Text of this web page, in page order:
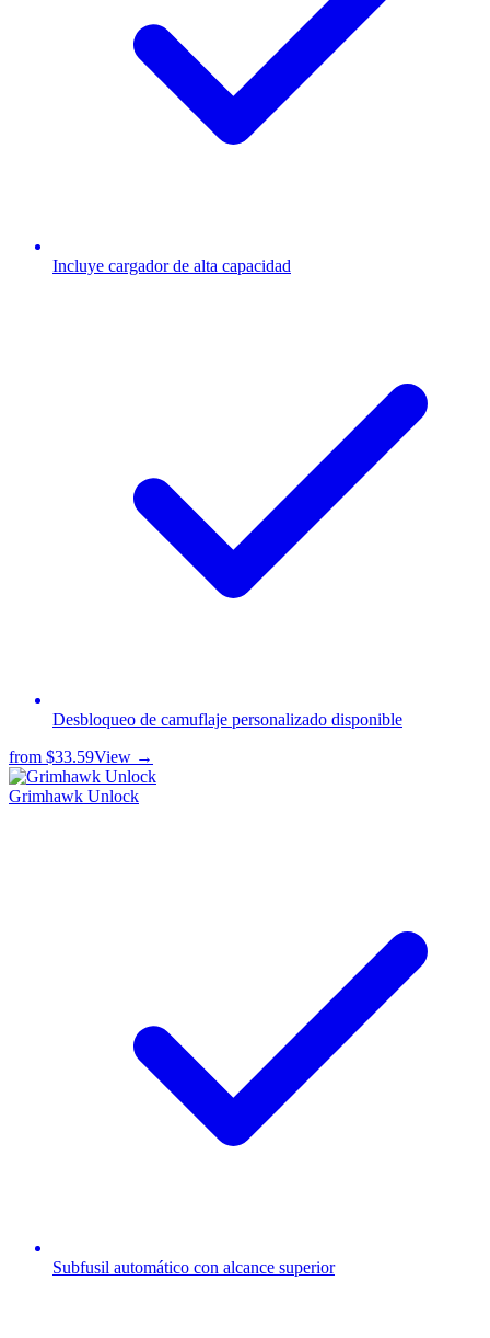
Incluye cargador de alta capacidad
Desbloqueo de camuflaje personalizado disponible
from $33.59View →
Grimhawk Unlock
Subfusil automático con alcance superior